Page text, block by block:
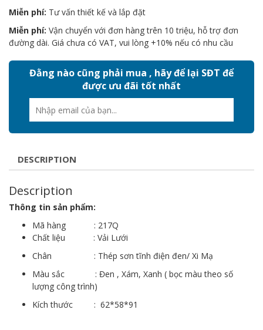
Miễn phí: Tư vấn thiết kế và lắp đặt
Miễn phí: Vận chuyển với đơn hàng trên 10 triệu, hỗ trợ đơn
đường dài. Giá chưa có VAT, vui lòng +10% nếu có nhu cầu
Đằng nào cũng phải mua , hãy để lại SĐT để
được ưu đãi tốt nhất
DESCRIPTION
Description
Thông tin sản phẩm:
Mã hàng : 217Q
Chất liệu : Vải Lưới
Chân : Thép sơn tĩnh điện đen/ Xi Mạ
Màu sắc : Đen , Xám, Xanh ( bọc màu theo số
lượng công trình)
Kích thước : 62*58*91